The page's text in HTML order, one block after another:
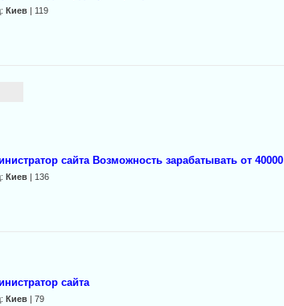
Киев | 119
сайта Возможность зарабатывать от 40000
Киев | 136
сайта
Киев | 79